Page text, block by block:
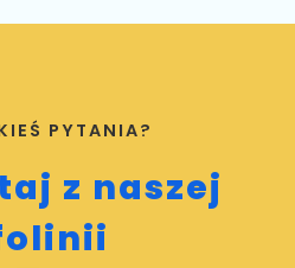
PYTANIA?
z naszej